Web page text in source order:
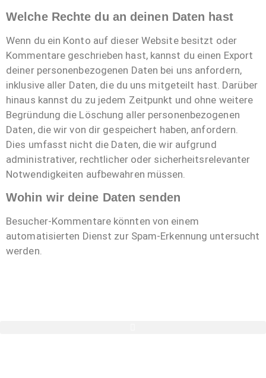
Welche Rechte du an deinen Daten hast
Wenn du ein Konto auf dieser Website besitzt oder
Kommentare geschrieben hast, kannst du einen Export
deiner personenbezogenen Daten bei uns anfordern,
inklusive aller Daten, die du uns mitgeteilt hast. Darüber
hinaus kannst du zu jedem Zeitpunkt und ohne weitere
Begründung die Löschung aller personenbezogenen
Daten, die wir von dir gespeichert haben, anfordern.
Dies umfasst nicht die Daten, die wir aufgrund
administrativer, rechtlicher oder sicherheitsrelevanter
Notwendigkeiten aufbewahren müssen.
Wohin wir deine Daten senden
Besucher-Kommentare könnten von einem
automatisierten Dienst zur Spam-Erkennung untersucht
werden.